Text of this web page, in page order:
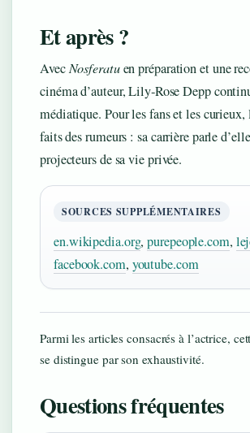
Et après ?
AvecNosferatuen préparation et une
cinéma d’auteur, Lily‑Rose Depp
médiatique. Pour les fans et les
faits des rumeurs : sa carrière parle
projecteurs de sa vie privée.
SOURCES SUPPLÉMENTAIRES
en.wikipedia.org,purepeople.com,
facebook.com, youtube.com
Parmi les articles consacrés à l’actrice,
se distingue par son exhaustivité.
Questions fréquentes